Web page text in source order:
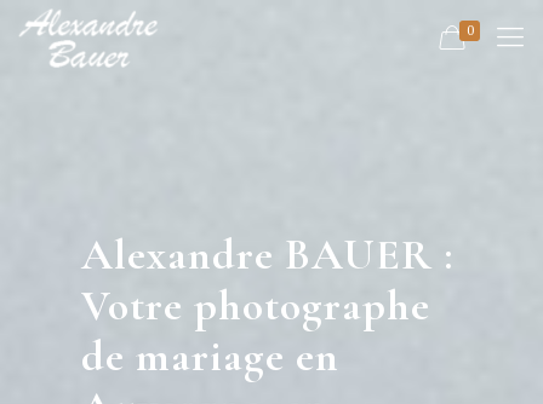
0
Alexandre BAUER :
Votre photographe
de mariage en